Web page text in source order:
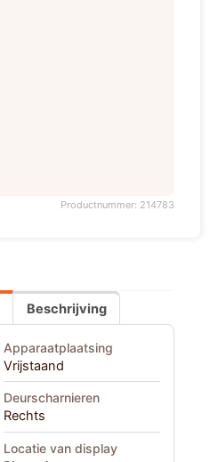
Productnummer: 214783
Beschrijving
Apparaatplaatsing
Vrijstaand
Deurscharnieren
Rechts
Locatie van display